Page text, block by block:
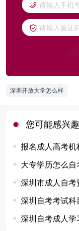
深圳开放大学怎么样
您可能感兴
报名成人高考机构
大专学历怎么
深圳市成人自考
深圳自考考试科
深圳自考成人学